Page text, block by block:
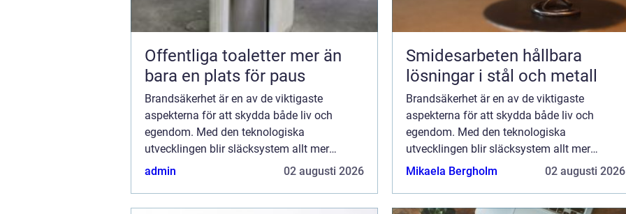
Offentliga toaletter mer än
bara en plats för paus
Brandsäkerhet är en av de viktigaste
aspekterna för att skydda både liv och
egendom. Med den teknologiska
utvecklingen blir släcksystem allt mer
avancerade och anpassningsbara.
admin 02 augusti 2026
Smidesarbeten hållbara
lösningar i stål och metall
Brandsäkerhet är en av de viktigaste
aspekterna för att skydda både liv och
egendom. Med den teknologiska
utvecklingen blir släcksystem allt mer
avancerade och anpassningsbara.
Mikaela Bergholm 02 augusti 2026